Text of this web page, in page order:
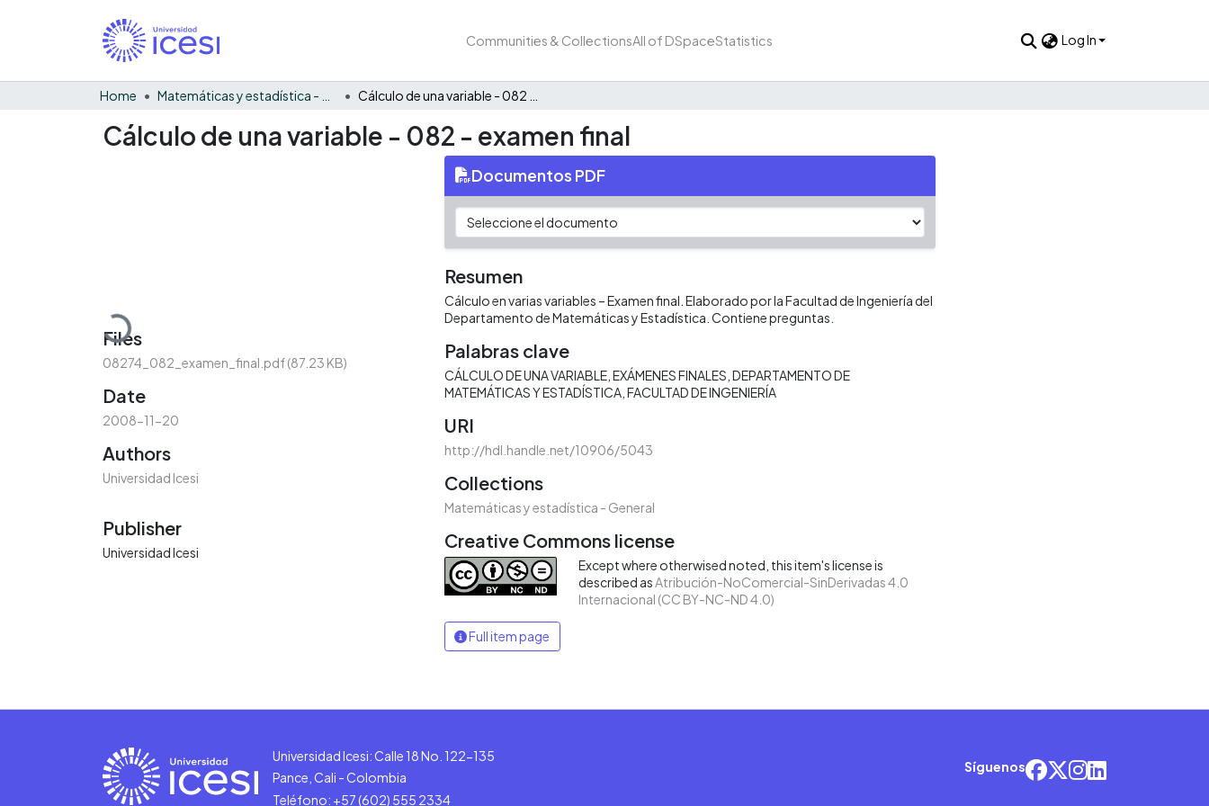
Communities & CollectionsAll of DSpaceStatistics Log In
Home
Cálculo de una variable - 082 - examen final
Loading...
Files
08274_082_examen_final.pdf(87.23 KB)
Date
2008-11-20
Authors
Universidad Icesi
Publisher
Universidad Icesi
Documentos PDF
Resumen
Cálculo en varias variables – Examen final. Elaborado por la Facultad de Ingeniería del
Departamento de Matemáticas y Estadística. Contiene preguntas.
Palabras clave
CÁLCULO DE UNA VARIABLE EXÁMENES FINALES DEPARTAMENTO DE
MATEMÁTICAS Y ESTADÍSTICA FACULTAD DE INGENIERÍA
URI
http://hdl.handle.net/10906/5043
Collections
Matemáticas y estadística - General
Creative Commons license
Except where otherwised noted, this item's license is
described as Atribución-NoComercial-SinDerivadas 4.0
Internacional (CC BY-NC-ND 4.0)
Full item page
Universidad Icesi: Calle 18 No. 122-135
Pance, Cali - Colombia
Teléfono: +57 (602) 555 2334
Síguenos